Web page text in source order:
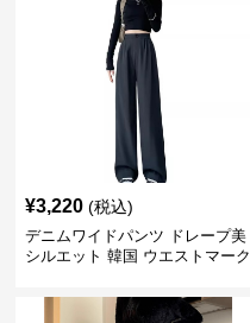
¥3,220 (税込)
デニムワイドパンツ ドレープ美
シルエット 韓国 ウエストマーク